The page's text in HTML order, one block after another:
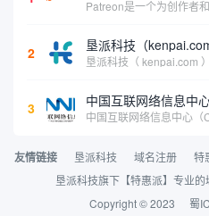
2 垦派科技（
3 中国互联网络信息中
友情链接 垦派科技 域名注册 特
垦派科技旗下【特惠派】专业
Copyright © 2023
蜀